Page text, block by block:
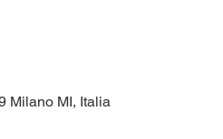
Milano MI, Italia